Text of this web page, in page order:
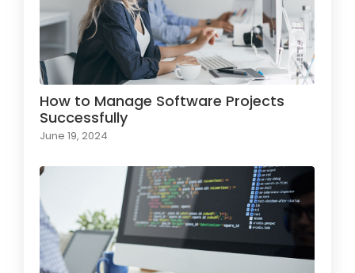
How to Manage Software Projects
Successfully
June 19, 2024